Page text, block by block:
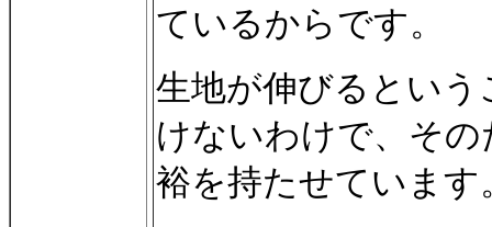
ているからです。
生地が伸びるとい
けないわけで、そ
裕を持たせています